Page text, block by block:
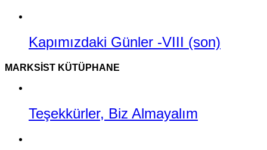
Kapımızdaki Günler -VIII (son)
MARKSIST KÜTÜPHANE
Teşekkürler, Biz Almayalım